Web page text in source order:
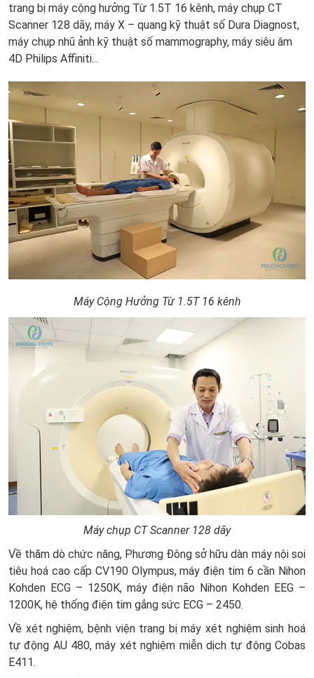
trang bị máy cộng hưởng Từ 1.5T 16 kênh, máy chụp CT
Scanner 128 dãy, máy X – quang kỹ thuật số Dura Diagnost,
máy chụp nhũ ảnh kỹ thuật số mammography, máy siêu âm
4D Philips Affiniti...
Máy Cộng Hưởng Từ 1.5T 16 kênh
Máy chụp CT Scanner 128 dãy
Về thăm dò chức năng, Phương Đông sở hữu dàn máy nội soi
tiêu hoá cao cấp CV190 Olympus, máy điện tim 6 cần Nihon
Kohden ECG – 1250K, máy điện não Nihon Kohden EEG –
1200K, hệ thống điện tim gắng sức ECG – 2450.
Về xét nghiệm, bệnh viện trang bị máy xét nghiệm sinh hoá
tự động AU 480, máy xét nghiệm miễn dịch tự động Cobas
E411.